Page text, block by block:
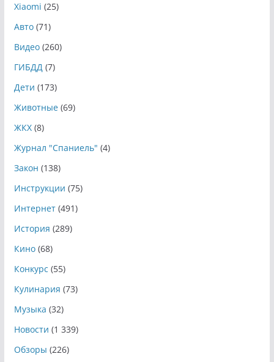
Xiaomi (25)
Авто(71)
Видео(260)
ГИБДД(7)
Дети (173)
Животные(69)
ЖКХ(8)
Журнал "Спаниель" (4)
Закон (138)
Инструкции (75)
Интернет(491)
История (289)
Кино(68)
Конкурс (55)
Кулинария (73)
Музыка (32)
Новости (1 339)
Обзоры (226)